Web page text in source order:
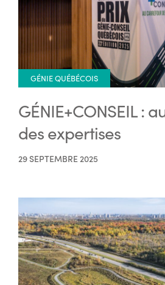
GÉNIE QUÉBÉCOIS
GÉNIE+CONSEIL :
des expertises
29 SEPTEMBRE 2025